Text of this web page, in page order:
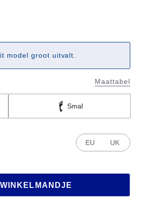
model groot uitvalt.
Maattabel
Smal
EU UK
WINKELMANDJE